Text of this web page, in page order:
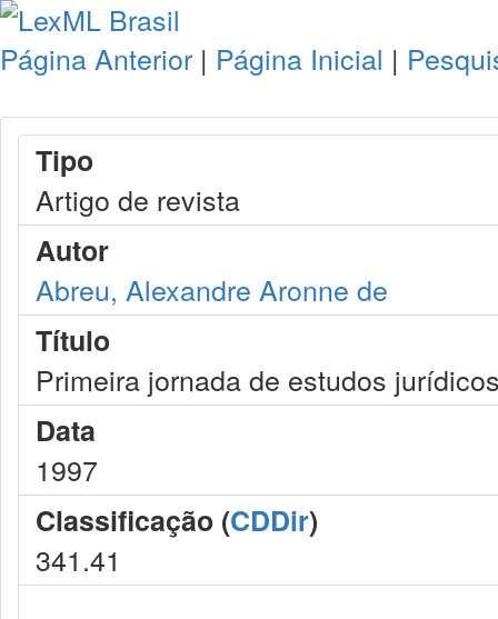
Página Anterior | Página Inicial |
Tipo
Artigo de revista
Autor
Abreu, Alexandre Aronne de
Título
Primeira jornada de estudos
Data
1997
Classificação (CDDir)
341.41